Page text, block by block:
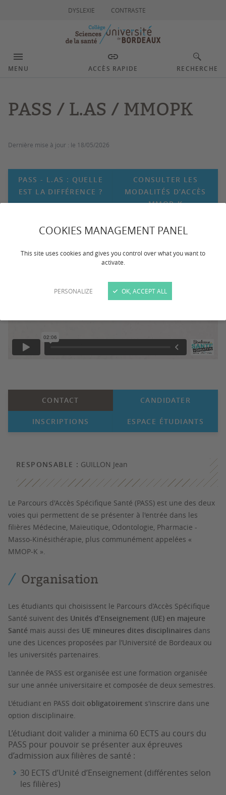
COOKIES MANAGEMENT PANEL
This site uses cookies and gives you control over what you want to
activate.
PERSONALIZE OK, ACCEPT ALL
DYSLEXIE CONTRASTE
MENU ACCÈS RAPIDE RECHERCHE
PASS / L.AS / MMOPK
Dernière mise à jour : le 18/05/2026
PASS - L.AS : QUELLE
EST LA DIFFÉRENCE ?
CONSULTER LES
MODALITÉS D’ACCÈS
MMOP-K
CONTACT CANDIDATER
INSCRIPTIONS ESPACE ÉTUDIANTS
RESPONSABLE : GUILLON Jean
Le Parcours d'Accès Spécifique Santé (PASS) est une des deux
voies qui permettent de se présenter à l'entrée dans les
filières Médecine, Maïeutique, Odontologie, Pharmacie -
Masso-Kinésithérapie, plus communément appelées «
MMOP-K ».
Organisation
Les étudiants qui choisissent le Parcours d’Accès Spécifique
Santé suivent des Unités d’Enseignement (UE) en majeure
Santé mais aussi des UE mineures dites disciplinaires dans
une des Licences proposées par l’Université de Bordeaux ou
les universités partenaires.
L'année de PASS est organisée est une formation organisée
sur une année universitaire et composée de deux semestres.
L'étudiant en PASS doit obligatoirement s'inscrire dans une
option disciplinaire.
L’étudiant doit valider a minima 60 ECTS au cours du
PASS pour pouvoir se présenter aux épreuves
d’admission aux filières de santé :
30 ECTS d’Unité d’Enseignement (différentes selon
les filières)